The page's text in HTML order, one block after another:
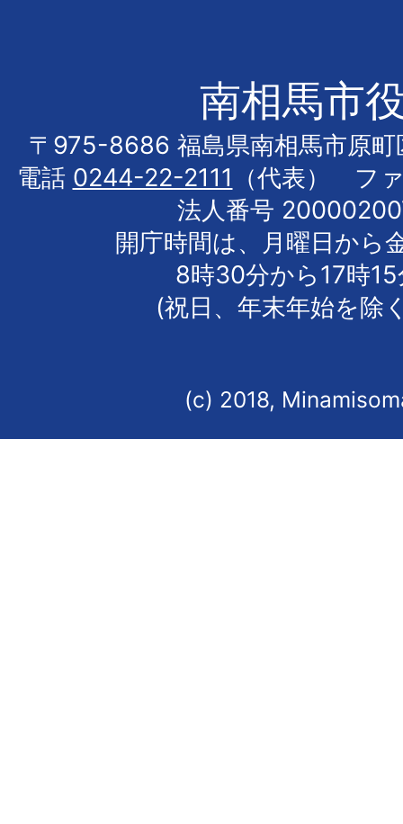
南相馬市
〒975-8686 福島県南相馬市原町
電話 0244-22-2111
（代表） フ
法人番号
開庁時間は、月曜日から
8時30分から17時
(祝日、年末年始を除
(c) 2018,